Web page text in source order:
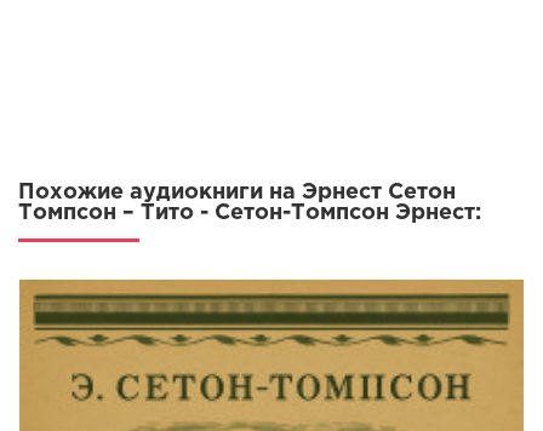
Похожие аудиокниги на Эрнест Сетон
Томпсон – Тито - Сетон-Томпсон Эрнест: